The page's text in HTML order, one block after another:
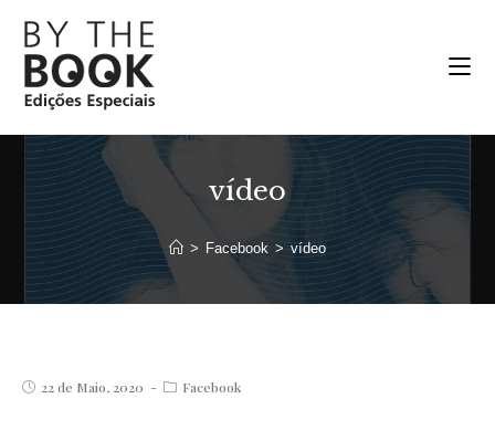
para
conteúdo
vídeo
> Facebook > vídeo
Post22 de Maio, 2020
PostFacebook